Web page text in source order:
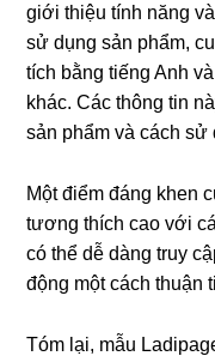
giới thiệu tính năng
sử dụng sản phẩm,
tích bằng tiếng Anh
khác. Các thông tin
sản phẩm và cách sử
Một điểm đáng khen
tương thích cao với
có thể dễ dàng truy
động một cách thuận
Tóm lại, mẫu